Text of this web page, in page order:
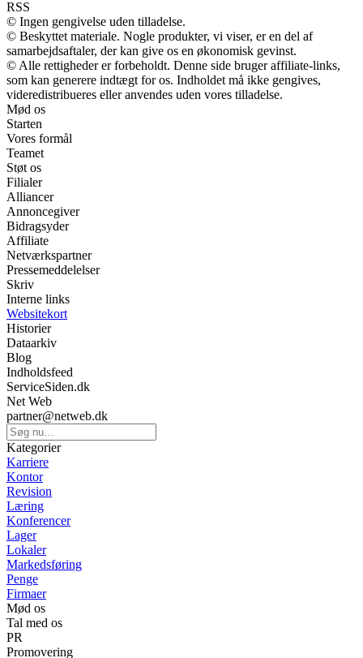
RSS
© Ingen gengivelse uden tilladelse.
© Beskyttet materiale. Nogle produkter, vi viser, er en del af
samarbejdsaftaler, der kan give os en økonomisk gevinst.
© Alle rettigheder er forbeholdt. Denne side bruger affiliate-links,
som kan generere indtægt for os. Indholdet må ikke gengives,
videredistribueres eller anvendes uden vores tilladelse.
Mød os
Starten
Vores formål
Teamet
Støt os
Filialer
Alliancer
Annoncegiver
Bidragsyder
Affiliate
Netværkspartner
Pressemeddelelser
Skriv
Interne links
Websitekort
Historier
Dataarkiv
Blog
Indholdsfeed
ServiceSiden.dk
Net Web
partner@netweb.dk
Kategorier
Karriere
Kontor
Revision
Læring
Konferencer
Lager
Lokaler
Markedsføring
Penge
Firmaer
Mød os
Tal med os
PR
Promovering